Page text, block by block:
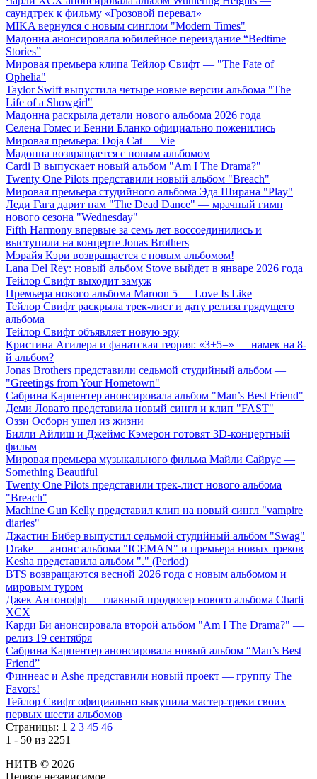
саундтрек к фильму «Грозовой перевал»
MIKA вернулся с новым синглом "Modern Times"
Мадонна анонсировала юбилейное переиздание “Bedtime
Stories”
Мировая премьера клипа Тейлор Свифт — "The Fate of
Ophelia"
Taylor Swift выпустила четыре новые версии альбома "The
Life of a Showgirl"
Мадонна раскрыла детали нового альбома 2026 года
Селена Гомес и Бенни Бланко официально поженились
Мировая премьера: Doja Cat — Vie
Мадонна возвращается с новым альбомом
Cardi B выпускает новый альбом "Am I The Drama?"
Twenty One Pilots представили новый альбом "Breach"
Мировая премьера студийного альбома Эда Ширана "Play"
Леди Гага дарит нам "The Dead Dance" — мрачный гимн
нового сезона "Wednesday"
Fifth Harmony впервые за семь лет воссоединились и
выступили на концерте Jonas Brothers
Мэрайя Кэри возвращается с новым альбомом!
Lana Del Rey: новый альбом Stove выйдет в январе 2026 года
Тейлор Свифт выходит замуж
Премьера нового альбома Maroon 5 — Love Is Like
Тейлор Свифт раскрыла трек-лист и дату релиза грядущего
альбома
Тейлор Свифт объявляет новую эру
Кристина Агилера и фанатская теория: «3+5=» — намек на 8-
й альбом?
Jonas Brothers представили седьмой студийный альбом —
"Greetings from Your Hometown"
Сабрина Карпентер анонсировала альбом "Man’s Best Friend"
Деми Ловато представила новый сингл и клип "FAST"
Оззи Осборн ушел из жизни
Билли Айлиш и Джеймс Кэмерон готовят 3D-концертный
фильм
Мировая премьера музыкального фильма Майли Сайрус —
Something Beautiful
Twenty One Pilots представили трек-лист нового альбома
"Breach"
Machine Gun Kelly представил клип на новый сингл "vampire
diaries"
Джастин Бибер выпустил седьмой студийный альбом "Swag"
Drake — анонс альбома "ICEMAN" и премьера новых треков
Kesha представила альбом "." (Period)
BTS возвращаются весной 2026 года с новым альбомом и
мировым туром
Джек Антонофф — главный продюсер нового альбома Charli
XCX
Карди Би анонсировала второй альбом "Am I The Drama?" —
релиз 19 сентября
Сабрина Карпентер анонсировала новый альбом “Man’s Best
Friend”
Финнеас и Ashe представили новый проект — группу The
Favors!
Тейлор Свифт официально выкупила мастер-треки своих
первых шести альбомов
Страницы: 1 2 3 45 46
1 - 50 из 2251
НИТВ © 2026
Первое независимое